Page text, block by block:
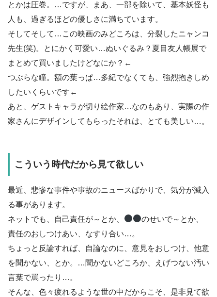
とかは圧巻。…ですが、まあ、一部を除いて、基本妖怪も
人も、過ぎるほどの優しさに満ちています。
そしてそして…この映画のみどころは、分裂したニャンコ
先生(笑)。とにかく可愛い…ぬいぐるみ？夏目友人帳展で
まとめて買いましたけどなにか？←
つぶらな瞳。額の葉っぱ…多紀でなくても、強烈抱きしめ
したいくらいです←
あと、ゲストキャラが切り絵作家…なのもあり、実際の作
家さんにデザインしてもらったそれは、とても美しい…。
こういう時代だから見て欲しい
最近、悲惨な事件や事故のニュースばかりで、気分が滅入
る事があります。
ネットでも、自己責任が～とか、
のせいで～とか、
責任のおしつけあい、なすり合い…。
ちょっと反論すれば、自論なのに、意見をおしつけ、他意
を聞かない、とか。…聞かないどころか、えげつない汚い
言葉で罵ったり…。
そんな、色々疲れるような世の中だからこそ、是非見て欲